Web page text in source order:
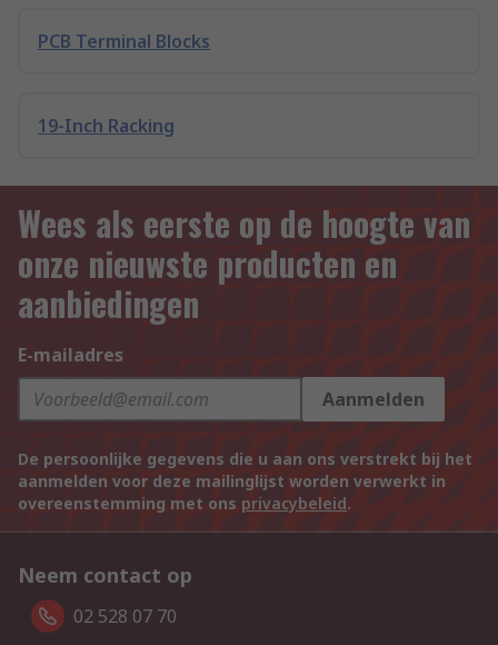
PCB Terminal Blocks
19-Inch Racking
Wees als eerste op de hoogte van
onze nieuwste producten en
aanbiedingen
E-mailadres
Aanmelden
De persoonlijke gegevens die u aan ons verstrekt bij het
aanmelden voor deze mailinglijst worden verwerkt in
overeenstemming met ons privacybeleid.
Neem contact op
02 528 07 70